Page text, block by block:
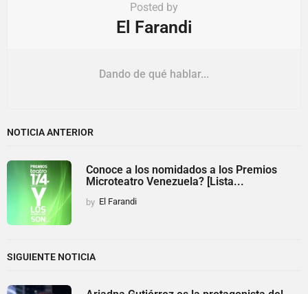
Posted by
El Farandi
Dando de qué hablar...
NOTICIA ANTERIOR
Conoce a los nomidados a los Premios
Microteatro Venezuela? [Lista...
by El Farandi
SIGUIENTE NOTICIA